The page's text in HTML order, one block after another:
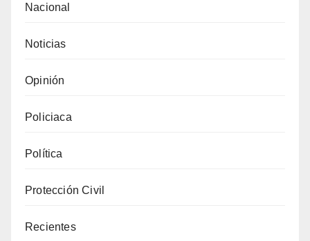
Nacional
Noticias
Opinión
Policiaca
Política
Protección Civil
Recientes